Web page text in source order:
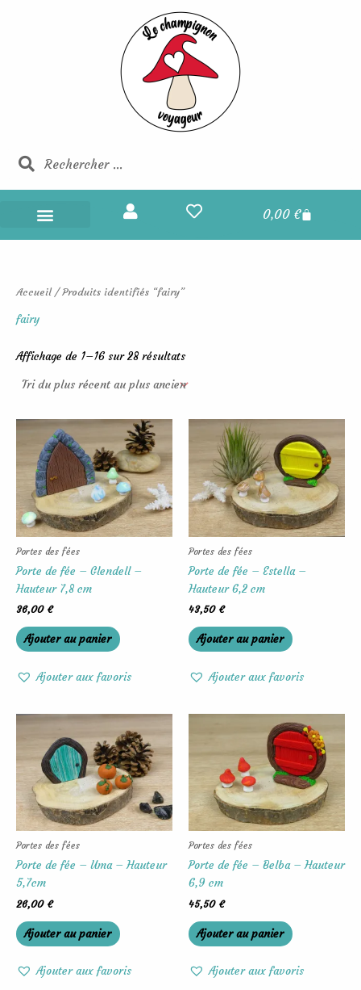
RechercherRechercher
0,00 €Panier
Accueil / Produits identifiés “fairy”
fairy
Affichage de 1–16 sur 28 résultats
du
plus
récent
au
plus
ancien
Portes des fées
Porte de fée – Glendell –
Hauteur 7,8 cm
36,00 €
Ajouter au panier
Ajouter aux favoris
Portes des fées
Porte de fée – Estella –
Hauteur 6,2 cm
43,50 €
Ajouter au panier
Ajouter aux favoris
Portes des fées
Porte de fée – Uma – Hauteur
5,7cm
26,00 €
Ajouter au panier
Ajouter aux favoris
Portes des fées
Porte de fée – Belba – Hauteur
6,9 cm
45,50 €
Ajouter au panier
Ajouter aux favoris